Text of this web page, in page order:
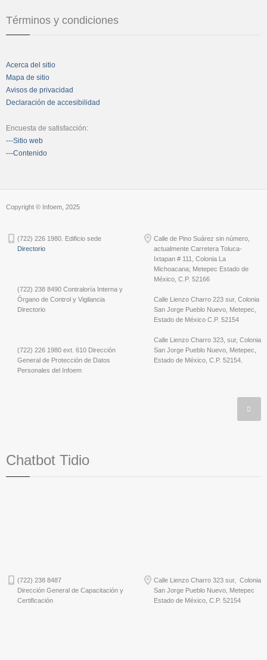
Términos y condiciones
Acerca del sitio
Mapa de sitio
Avisos de privacidad
Declaración de accesibilidad
Encuesta de satisfacción:
---Sitio web
---Contenido
Copyright © Infoem, 2025
(722) 226 1980. Edificio sede
Directorio
(722) 238 8490 Contraloría Interna y
Órgano de Control y Vigilancia
Directorio
(722) 226 1980 ext. 610 Dirección
General de Protección de Datos
Personales del Infoem
Calle de Pino Suárez sin número,
actualmente Carretera Toluca-
Ixtapan # 111, Colonia La
Michoacana; Metepec Estado de
México, C.P. 52166
Calle Lienzo Charro 223 sur, Colonia
San Jorge Pueblo Nuevo, Metepec,
Estado de México C.P. 52154
Calle Lienzo Charro 323, sur, Colonia
San Jorge Pueblo Nuevo, Metepec,
Estado de México, C.P. 52154.
Chatbot Tidio
(722) 238 8487
Dirección General de Capacitación y
Certificación
Calle Lienzo Charro 323 sur, Colonia
San Jorge Pueblo Nuevo, Metepec
Estado de México, C.P. 52154